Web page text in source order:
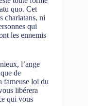
quo. Cet
charlatans, ni
qui
les ennemis
l’ange
de
fameuse loi du
libérera
qui vous